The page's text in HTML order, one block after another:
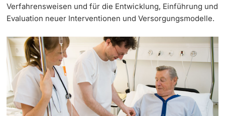
Fördernde & Alumni
weitere Informationen
Im Studium
Vorlesungsverzeichnis
Belegen
Rückmelden
Verfahrensweisen und für die Entwicklung, Einführung und
Evaluation neuer Interventionen und Versorgungsmodelle.